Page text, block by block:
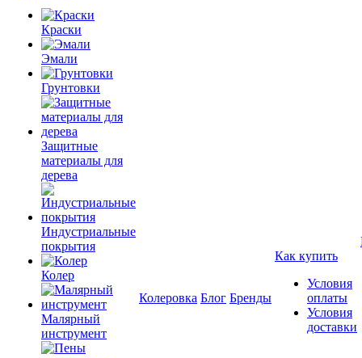
Краски
Эмали
Грунтовки
Защитные
материалы для
дерева
Индустриальные
покрытия
Колер
Малярный
инструмент
Колеровка Блог Бренды
Как купить
Условия
оплаты
Условия
доставки